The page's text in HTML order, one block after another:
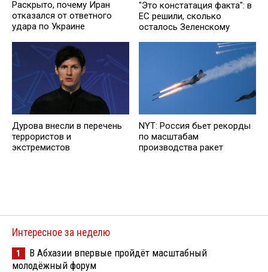
Раскрыто, почему Иран
отказался от ответного
удара по Украине
"Это констатация факта": в
ЕС решили, сколько
осталось Зеленскому
Дурова внесли в перечень
террористов и
экстремистов
NYT: Россия бьет рекорды
по масштабам
производства ракет
Интересное за неделю
1
В Абхазии впервые пройдёт масштабный
молодёжный форум